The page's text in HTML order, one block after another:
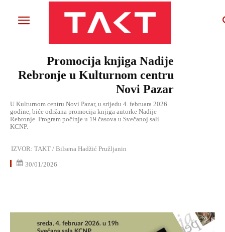
Promocija knjiga Nadije
Rebronje u Kulturnom centru
Novi Pazar
U Kulturnom centru Novi Pazar, u srijedu 4. februara 2026.
godine, biće održana promocija knjiga autorke Nadije
Rebronje. Program počinje u 19 časova u Svečanoj sali
KCNP.
IZVOR: TAKT / Bilsena Hadžić Pružljanin
30/01/2026